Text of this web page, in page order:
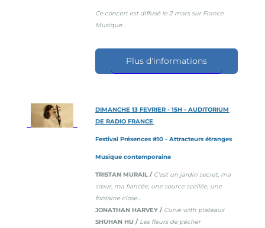
Ce concert est diffusé le 2 mars sur France
Musique.
Plus d'informations
DIMANCHE 13 FEVRIER - 15H - AUDITORIUM
DE RADIO FRANCE
Festival Présences #10 - Attracteurs étranges
Musique contemporaine
TRISTAN MURAIL / C'est un jardin secret, ma
sœur, ma fiancée, une source scellée, une
fontaine close…
JONATHAN HARVEY / Curve with plateaux
SHUHAN HU / Les fleurs de pêcher